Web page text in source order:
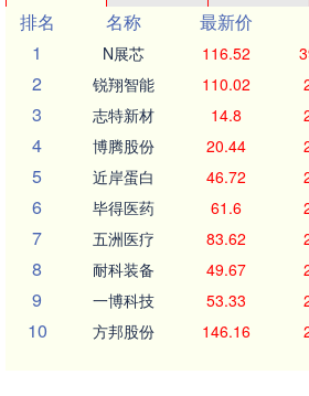
排名
名称 最新价
1
N展芯 116.52
2 锐翔智能 110.02
3 志特新材 14.8
4 博腾股份 20.44
5 近岸蛋白 46.72
6 毕得医药 61.6
7 五洲医疗 83.62
8 耐科装备 49.67
9 一博科技 53.33
10 方邦股份 146.16